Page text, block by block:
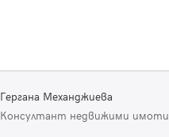
Гергана Механджиева
Консултант недвижими имоти